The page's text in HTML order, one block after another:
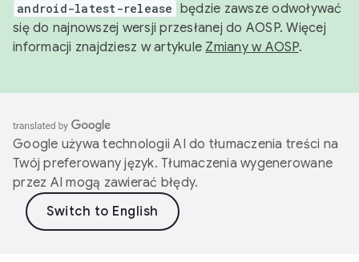
android-latest-release będzie zawsze odwoływać
się do najnowszej wersji przesłanej do AOSP. Więcej
informacji znajdziesz w artykule Zmiany w AOSP.
Google używa technologii AI do tłumaczenia treści na
Twój preferowany język. Tłumaczenia wygenerowane
przez AI mogą zawierać błędy.